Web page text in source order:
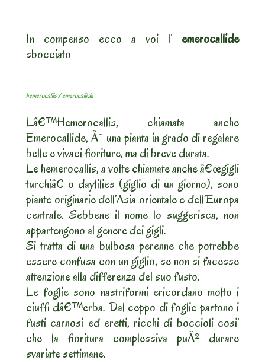
In compenso ecco a voi l’ emerocallide
sbocciato
hemerocallis / emerocallide
Lâ€™Hemerocallis, chiamata anche
Emerocallide, Ã¨ una pianta in grado di regalare
belle e vivaci fioriture, ma di breve durata.
Le hemerocallis, a volte chiamate anche â€œgigli
turchiâ€ o daylilies (giglio di un giorno), sono
piante originarie dell’Asia orientale e dell’Europa
centrale. Sebbene il nome lo suggerisca, non
appartengono al genere dei gigli.
Si tratta di una bulbosa perenne che potrebbe
essere confusa con un giglio, se non si facesse
attenzione alla differenza del suo fusto.
Le foglie sono nastriformi ericordano molto i
ciuffi dâ€™erba. Dal ceppo di foglie partono i
fusti carnosi ed eretti, ricchi di boccioli cosi’
che la fioritura complessiva puÃ² durare
svariate settimane.